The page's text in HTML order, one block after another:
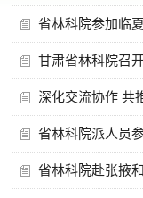
省林科院参加临
甘肃省林科院召
深化交流协作 共
省林科院派人员
省林科院赴张掖